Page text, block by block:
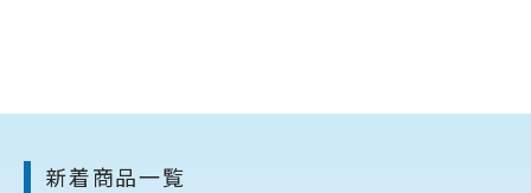
新着商品一覧